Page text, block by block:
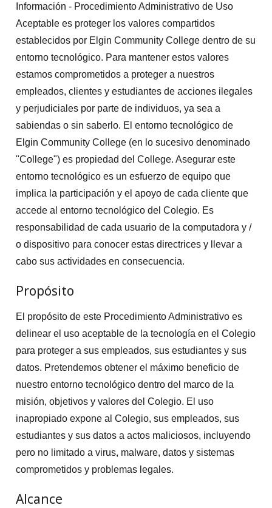
Información - Procedimiento Administrativo de Uso
Aceptable es proteger los valores compartidos
establecidos por Elgin Community College dentro de su
entorno tecnológico. Para mantener estos valores
estamos comprometidos a proteger a nuestros
empleados, clientes y estudiantes de acciones ilegales
y perjudiciales por parte de individuos, ya sea a
sabiendas o sin saberlo. El entorno tecnológico de
Elgin Community College (en lo sucesivo denominado
"College") es propiedad del College. Asegurar este
entorno tecnológico es un esfuerzo de equipo que
implica la participación y el apoyo de cada cliente que
accede al entorno tecnológico del Colegio. Es
responsabilidad de cada usuario de la computadora y /
o dispositivo para conocer estas directrices y llevar a
cabo sus actividades en consecuencia.
Propósito
El propósito de este Procedimiento Administrativo es
delinear el uso aceptable de la tecnología en el Colegio
para proteger a sus empleados, sus estudiantes y sus
datos. Pretendemos obtener el máximo beneficio de
nuestro entorno tecnológico dentro del marco de la
misión, objetivos y valores del Colegio. El uso
inapropiado expone al Colegio, sus empleados, sus
estudiantes y sus datos a actos maliciosos, incluyendo
pero no limitado a virus, malware, datos y sistemas
comprometidos y problemas legales.
Alcance